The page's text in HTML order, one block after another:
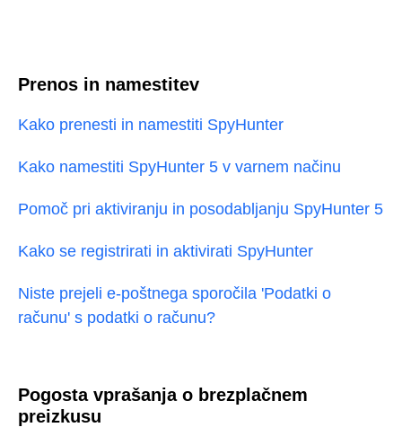
Prenos in namestitev
Kako prenesti in namestiti SpyHunter
Kako namestiti SpyHunter 5 v varnem načinu
Pomoč pri aktiviranju in posodabljanju SpyHunter 5
Kako se registrirati in aktivirati SpyHunter
Niste prejeli e-poštnega sporočila 'Podatki o
računu' s podatki o računu?
Pogosta vprašanja o brezplačnem
preizkusu